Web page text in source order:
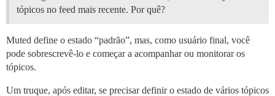
tópicos no feed mais recente. Por quê?
Muted define o estado “padrão”, mas, como usuário final, você
pode sobrescrevê-lo e começar a acompanhar ou monitorar os
tópicos.
Um truque, após editar, se precisar definir o estado de vários tópicos